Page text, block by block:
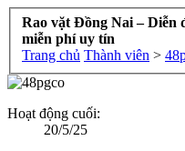
Rao vặt Đồng Nai – Diễn
miễn phí uy tín
Trang chủ Thành viên >
Hoạt động cuối:
20/5/25